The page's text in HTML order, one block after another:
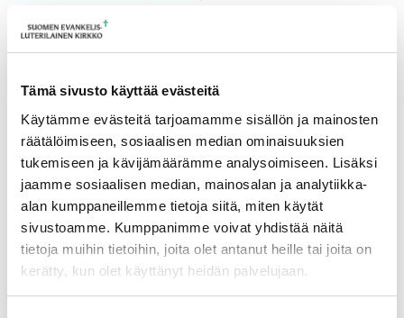
Tämä sivusto käyttää evästeitä
Käytämme evästeitä tarjoamamme sisällön ja mainosten
räätälöimiseen, sosiaalisen median ominaisuuksien
tukemiseen ja kävijämäärämme analysoimiseen. Lisäksi
jaamme sosiaalisen median, mainosalan ja analytiikka-
alan kumppaneillemme tietoja siitä, miten käytät
sivustoamme. Kumppanimme voivat yhdistää näitä
tietoja muihin tietoihin, joita olet antanut heille tai joita on
kerätty, kun olet käyttänyt heidän palvelujaan.
Takaisin tapahtumiin